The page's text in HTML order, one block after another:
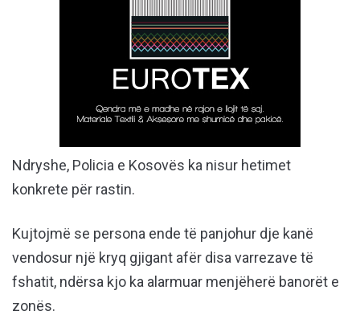
Ndryshe, Policia e Kosovës ka nisur hetimet
konkrete për rastin.
Kujtojmë se persona ende të panjohur dje kanë
vendosur një kryq gjigant afër disa varrezave të
fshatit, ndërsa kjo ka alarmuar menjëherë banorët e
zonës.